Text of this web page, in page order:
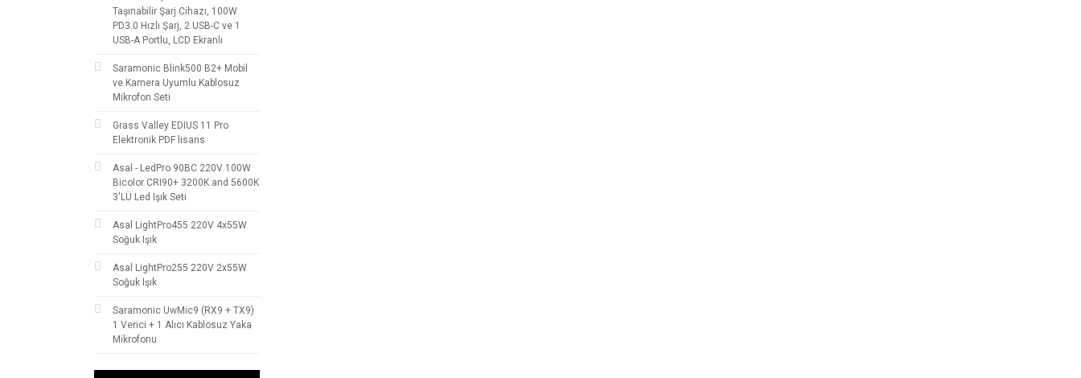
Taşınabilir Şarj Cihazı, 100W
PD3.0 Hızlı Şarj, 2 USB-C ve 1
USB-A Portlu, LCD Ekranlı
Saramonic Blink500 B2+ Mobil
ve Kamera Uyumlu Kablosuz
Mikrofon Seti
Grass Valley EDIUS 11 Pro
Elektronik PDF lisans
Asal - LedPro 90BC 220V 100W
Bicolor CRI90+ 3200K and 5600K
3'LÜ Led Işık Seti
Asal LightPro455 220V 4x55W
Soğuk Işık
Asal LightPro255 220V 2x55W
Soğuk Işık
Saramonic UwMic9 (RX9 + TX9)
1 Verici + 1 Alıcı Kablosuz Yaka
Mikrofonu